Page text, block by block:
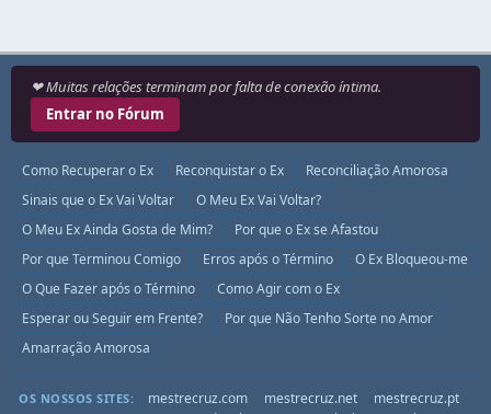
❤ Muitas relações terminam por falta de conexão íntima.
Entrar no Fórum
Como Recuperar o Ex Reconquistar o Ex
Reconciliação Amorosa
Sinais que o Ex Vai Voltar
O Meu Ex Vai Voltar?
O Meu Ex Ainda Gosta de Mim?
Por que o Ex se Afastou
Por que Terminou Comigo
Erros após o Término
O Ex Bloqueou-me
O Que Fazer após o Término
Como Agir com o Ex
Esperar ou Seguir em Frente?
Por que Não Tenho Sorte no Amor
Amarração Amorosa
OS NOSSOS SITES: mestrecruz.com mestrecruz.net
mestrecruz.pt